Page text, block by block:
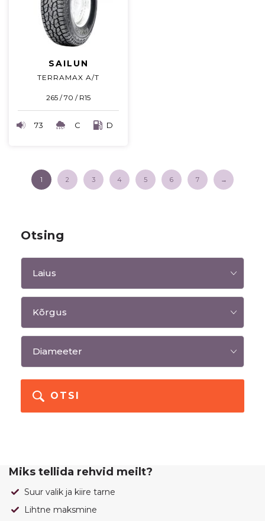
SAILUN
TERRAMAX A/T
265 / 70 / R15
73 C D
1 2 3 4 5 6 7 →
Otsing
OTSI
Miks tellida rehvid meilt?
Suur valik ja kiire tarne
Lihtne maksmine